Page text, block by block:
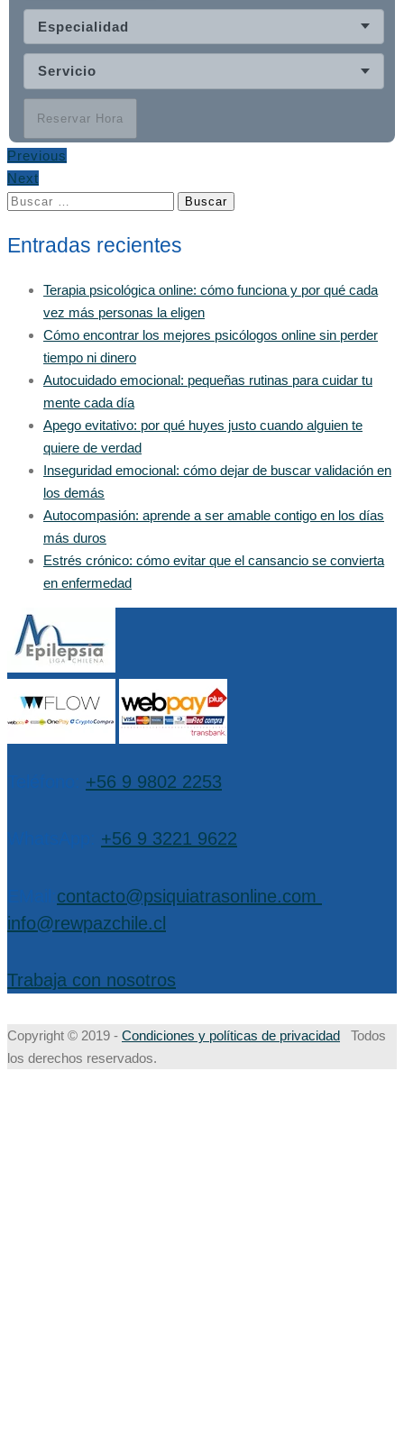
Especialidad
Servicio
Reservar Hora
Previous
Next
Buscar:
Entradas recientes
Terapia psicológica online: cómo funciona y por qué cada
vez más personas la eligen
Cómo encontrar los mejores psicólogos online sin perder
tiempo ni dinero
Autocuidado emocional: pequeñas rutinas para cuidar tu
mente cada día
Apego evitativo: por qué huyes justo cuando alguien te
quiere de verdad
Inseguridad emocional: cómo dejar de buscar validación en
los demás
Autocompasión: aprende a ser amable contigo en los días
más duros
Estrés crónico: cómo evitar que el cansancio se convierta
en enfermedad
+56 9 9802 2253
+56 9 3221 9622
contacto@psiquiatrasonline.com
info@rewpazchile.cl
Trabaja con nosotros
Copyright © 2019 - Condiciones y políticas de privacidad Todos
los derechos reservados.